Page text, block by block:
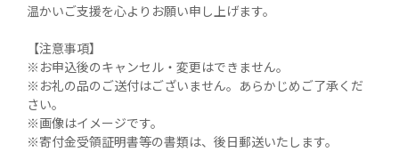
温かいご支援を心よりお願い申し上げます。
【注意事項】
※お申込後のキャンセル・変更はできません。
※お礼の品のご送付はございません。あらかじめご了承くだ
さい。
※画像はイメージです。
※寄付金受領証明書等の書類は、後日郵送いたします。